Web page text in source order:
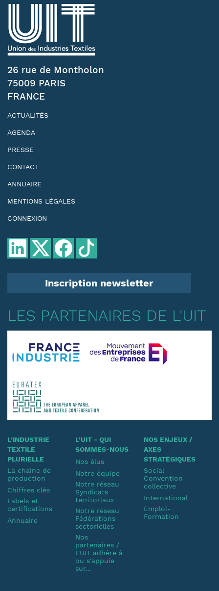
26 rue de Montholon
75009 PARIS
FRANCE
ACTUALITÉS
AGENDA
PRESSE
CONTACT
ANNUAIRE
MENTIONS LÉGALES
CONNEXION
Inscription newsletter
LES PARTENAIRES DE L'UIT
L'INDUSTRIE
TEXTILE
PLURIELLE
La chaine de
production
Chiffres clés
Labels et
certifications
Annuaire
L'UIT - QUI
SOMMES-NOUS
Nos élus
Notre équipe
Notre réseau
Syndicats
territoriaux
Notre réseau
Fédérations
sectorielles
Nos
partenaires /
L'UIT adhère à
ou s'appuie
sur...
NOS ENJEUX /
AXES
STRATÉGIQUES
Social
Convention
collective
International
Emploi-
Formation